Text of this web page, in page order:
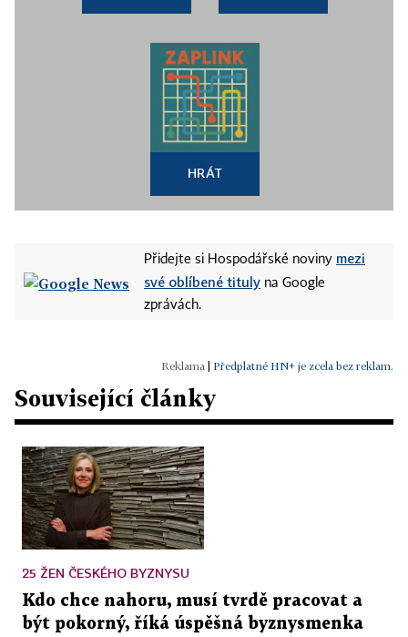
HRÁT
Přidejte si Hospodářské noviny mezi
své oblíbené tituly na Google
zprávách.
Předplatné HN+ je zcela bez reklam.
Související články
25 ŽEN ČESKÉHO BYZNYSU
Kdo chce nahoru, musí tvrdě pracovat a
být pokorný, říká úspěšná byznysmenka